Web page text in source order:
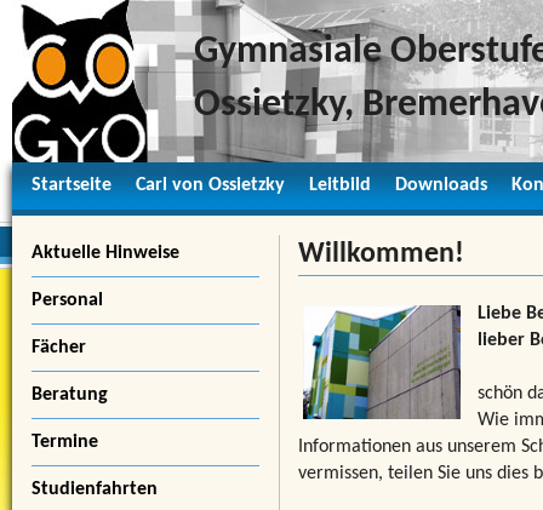
Gymnasiale
Ossietzky,
Startseite Carl von Ossietzky Leitbild Downloads
Willkommen!
Liebe
lieber
schön
Wie
Informationen aus unserem
vermissen, teilen Sie uns dies
Aktuelle Hinweise
Personal
Fächer
Beratung
Termine
Studienfahrten